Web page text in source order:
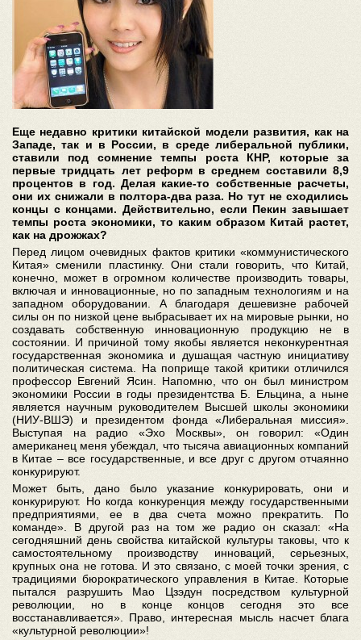
Еще недавно критики китайской модели развития, как на
Западе, так и в России, в среде либеральной публики,
ставили под сомнение темпы роста КНР, которые за
первые тридцать лет реформ в среднем составили 8,9
процентов в год. Делая какие-то собственные расчеты,
они их снижали в полтора-два раза. Но тут не сходились
концы с концами. Действительно, если Пекин завышает
темпы роста экономики, то каким образом Китай растет,
как на дрожжах?
Перед лицом очевидных фактов критики «коммунистического
Китая» сменили пластинку. Они стали говорить, что Китай,
конечно, может в огромном количестве производить товары,
включая и инновационные, но по западным технологиям и на
западном оборудовании. А благодаря дешевизне рабочей
силы он по низкой цене выбрасывает их на мировые рынки, но
создавать собственную инновационную продукцию не в
состоянии. И причиной тому якобы является неконкурентная
государственная экономика и душащая частную инициативу
политическая система. На поприще такой критики отличился
профессор Евгений Ясин. Напомню, что он был министром
экономики России в годы президентства Б. Ельцина, а ныне
является научным руководителем Высшей школы экономики
(НИУ-ВШЭ) и президентом фонда «Либеральная миссия».
Выступая на радио «Эхо Москвы», он говорил: «Один
американец меня убеждал, что тысяча авиационных компаний
в Китае – все государственные, и все друг с другом отчаянно
конкурируют.
Может быть, дано было указание конкурировать, они и
конкурируют. Но когда конкуренция между государственными
предприятиями, ее в два счета можно прекратить. По
команде». В другой раз на том же радио он сказал: «На
сегодняшний день свойства китайской культуры таковы, что к
самостоятельному производству инноваций, серьезных,
крупных она не готова. И это связано, с моей точки зрения, с
традициями бюрократического управления в Китае. Которые
пытался разрушить Мао Цзэдун посредством культурной
революции, но в конце концов сегодня это все
восстанавливается». Право, интересная мысль насчет блага
«культурной революции»!